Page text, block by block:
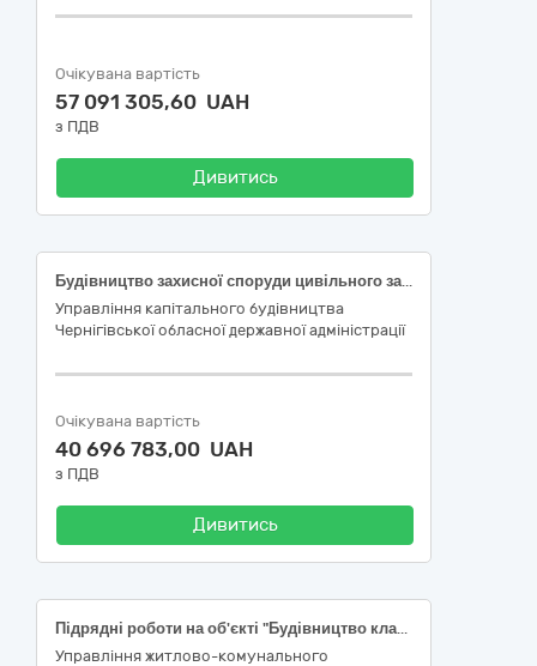
Очікувана вартість
57 091 305,60 UAH
з ПДВ
Дивитись
Будівництво захисної споруди цивільного захисту протирадіаційного укриття Прилуцької гімназії №2 Прилуцької міської ради Чернігівської області за адресою: вул. Ветеранська, 2, м. Прилуки, Чернігівська область (ДК 021:2015 – 45210000-2 «Будівництво будівель»)
Управління капітального будівництва
Чернігівської обласної державної адміністрації
Очікувана вартість
40 696 783,00 UAH
з ПДВ
Дивитись
Підрядні роботи на об'єкті "Будівництво кладовища на вул. Григорія Сковороди, м.Жовті Води, Кам'янського району, Дніпропетровської області"
Управління житлово-комунального